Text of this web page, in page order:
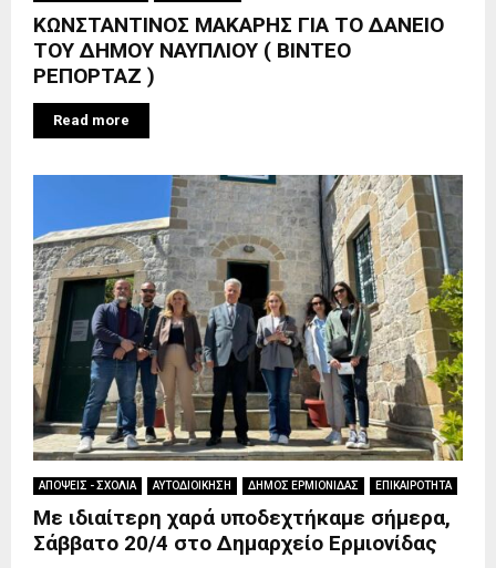
ΚΩΝΣΤΑΝΤΙΝΟΣ ΜΑΚΑΡΗΣ ΓΙΑ ΤΟ ΔΑΝΕΙΟ
ΤΟΥ ΔΗΜΟΥ ΝΑΥΠΛΙΟΥ ( ΒΙΝΤΕΟ
ΡΕΠΟΡΤΑΖ )
Read more
ΑΠΟΨΕΙΣ - ΣΧΟΛΙΑ ΑΥΤΟΔΙΟΙΚΗΣΗ ΔΗΜΟΣ ΕΡΜΙΟΝΙΔΑΣ ΕΠΙΚΑΙΡΟΤΗΤΑ
Με ιδιαίτερη χαρά υποδεχτήκαμε σήμερα,
Σάββατο 20/4 στο Δημαρχείο Ερμιονίδας